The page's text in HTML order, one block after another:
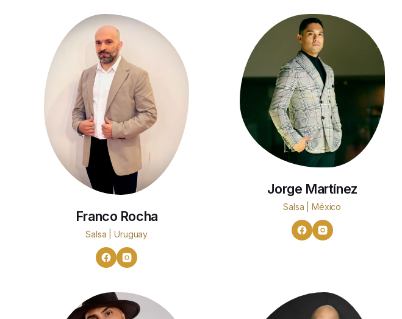
Franco Rocha
Salsa | Uruguay
Jorge Martínez
Salsa | México